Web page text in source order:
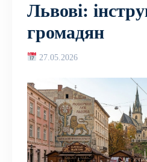
Львові:
громадян
27.05.2026